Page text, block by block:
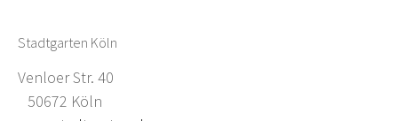
Stadtgarten Köln
Venloer Str. 40
50672 Köln